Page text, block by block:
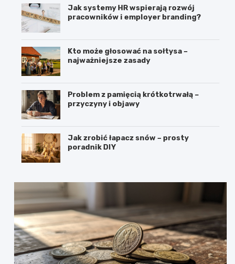
Jak systemy HR wspierają rozwój
pracowników i employer branding?
Kto może głosować na sołtysa –
najważniejsze zasady
Problem z pamięcią krótkotrwałą –
przyczyny i objawy
Jak zrobić łapacz snów – prosty
poradnik DIY